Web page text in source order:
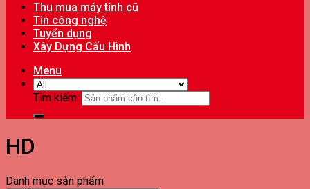
Thu mua máy tính cũ
Tin công nghệ
Tuyển dụng
Xây Dựng Cấu Hình
Menu
Tìm kiếm:
HD
Danh mục sản phẩm